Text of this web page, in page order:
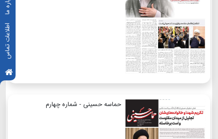
اطلاعات تماس
حماسه حسینی - شماره چهارم